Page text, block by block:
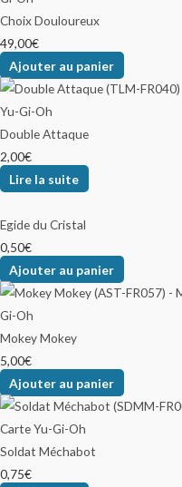
Choix Douloureux
49,00€
Ajouter au panier
Double Attaque
2,00€
Lire la suite
Egide du Cristal
0,50€
Ajouter au panier
Mokey Mokey
5,00€
Ajouter au panier
Soldat Méchabot
0,75€